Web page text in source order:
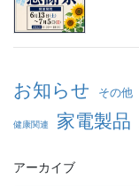
お知らせ その他
健康関連 家電製品
アーカイブ